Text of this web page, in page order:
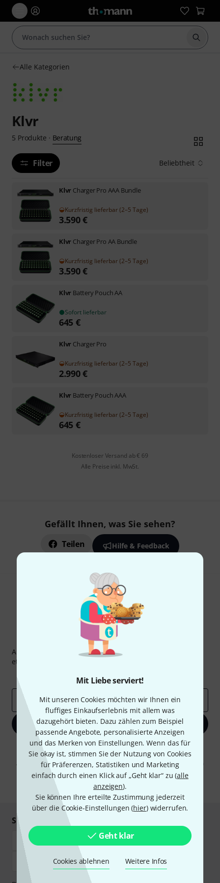
Mit Liebe serviert!
Mit unseren Cookies möchten wir Ihnen ein
fluffiges Einkaufserlebnis mit allem was
dazugehört bieten. Dazu zählen zum Beispiel
passende Angebote, personalisierte Anzeigen
und das Merken von Einstellungen. Wenn das für
Sie okay ist, stimmen Sie der Nutzung von Cookies
für Präferenzen, Statistiken und Marketing
einfach durch einen Klick auf „Geht klar“ zu (alle
anzeigen).
Sie können Ihre erteilte Zustimmung jederzeit
über die Cookie-Einstellungen (hier) widerrufen.
Geht klar
Cookies ablehnen Weitere Infos
Suche
Alle Kategorien
Klvr
5 Produkte · Beratung
Filter Beliebtheit
Klvr Charger Pro AAA Bundle
Kurzfristig lieferbar (2–5 Tage)
3.590€
Klvr Charger Pro AA Bundle
Kurzfristig lieferbar (2–5 Tage)
3.590€
Klvr Battery Pouch AA
Sofort lieferbar
645 €
Klvr Charger Pro
Kurzfristig lieferbar (2–5 Tage)
2.990€
Klvr Battery Pouch AAA
Kurzfristig lieferbar (2–5 Tage)
645 €
Kostenloser Versand ab € 69
Alle Preise inkl. MwSt.
Gefällt Ihnen, was Sie sehen?
Teilen Hilfe & Feedback
Thomann Newsletter
Abonniere den Thomann Newsletter und gewinne mit
etwas Glück einen von
Inspirierende Beiträge
Deals
E-Mail-Adresse*
Jetzt anmelden
Mit Klick auf „Jetzt anmelden“ stimmen Sie dem Erhalt von E-Mail-
Werbung und einer Messung des E-Mail-Nutzungsverhaltens zu. Die
Abmeldung ist jederzeit möglich. Weitere Informationen finden Sie in
unseren
Datenschutzhinweisen .
* Pflichtfeld
Sicher einkaufen & bezahlen